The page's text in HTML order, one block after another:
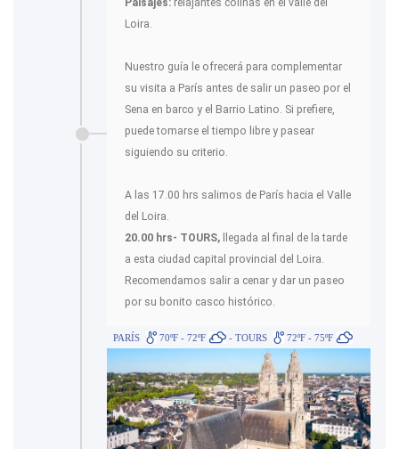
Paisajes: relajantes colinas en el valle del
Loira.
Nuestro guía le ofrecerá para complementar
su visita a París antes de salir un paseo por el
Sena en barco y el Barrio Latino. Si prefiere,
puede tomarse el tiempo libre y pasear
siguiendo su criterio.
A las 17.00 hrs salimos de París hacia el Valle
del Loira.
20.00 hrs- TOURS, llegada al final de la tarde
a esta ciudad capital provincial del Loira.
Recomendamos salir a cenar y dar un paseo
por su bonito casco histórico.
PARÍS 70ºF - 72ºF - TOURS 72ºF - 75ºF